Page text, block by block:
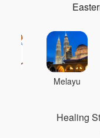
Melayu
Healing